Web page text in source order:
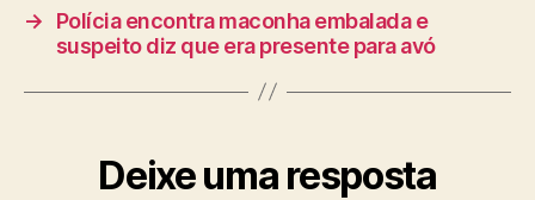
→
Polícia encontra maconha embalada e
suspeito diz que era presente para avó
Deixe uma resposta